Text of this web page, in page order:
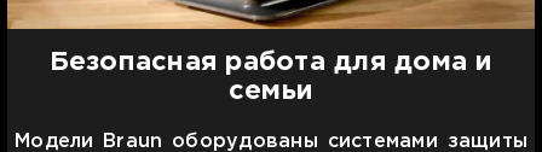
Безопасная работа для дома и
семьи
Модели Braun оборудованы системами защиты